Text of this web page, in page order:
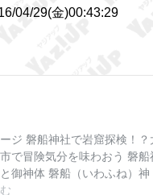
04/29(金)00:43:29